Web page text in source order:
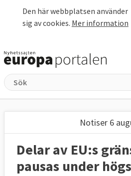
Den här webbplatsen använder
sig av cookies. Mer information
Notiser 6
Delar av EU:s
pausas under